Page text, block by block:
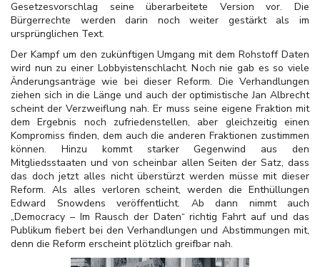
Gesetzesvorschlag seine überarbeitete Version vor. Die
Bürgerrechte werden darin noch weiter gestärkt als im
ursprünglichen Text.
Der Kampf um den zukünftigen Umgang mit dem Rohstoff Daten
wird nun zu einer Lobbyistenschlacht. Noch nie gab es so viele
Änderungsanträge wie bei dieser Reform. Die Verhandlungen
ziehen sich in die Länge und auch der optimistische Jan Albrecht
scheint der Verzweiflung nah. Er muss seine eigene Fraktion mit
dem Ergebnis noch zufriedenstellen, aber gleichzeitig einen
Kompromiss finden, dem auch die anderen Fraktionen zustimmen
können. Hinzu kommt starker Gegenwind aus den
Mitgliedsstaaten und von scheinbar allen Seiten der Satz, dass
das doch jetzt alles nicht überstürzt werden müsse mit dieser
Reform. Als alles verloren scheint, werden die Enthüllungen
Edward Snowdens veröffentlicht. Ab dann nimmt auch
„Democracy – Im Rausch der Daten“ richtig Fahrt auf und das
Publikum fiebert bei den Verhandlungen und Abstimmungen mit,
denn die Reform erscheint plötzlich greifbar nah.